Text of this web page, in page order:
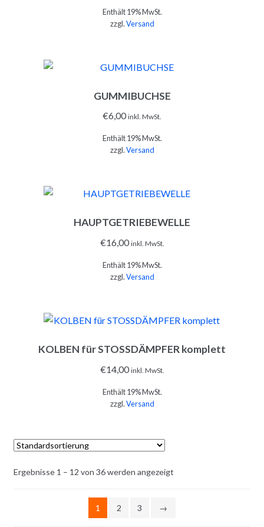
Enthält 19% MwSt.
zzgl.Versand
IN DEN WARENKORB
GUMMIBUCHSE
€6,00 inkl. MwSt.
Enthält 19% MwSt.
zzgl.Versand
IN DEN WARENKORB
HAUPTGETRIEBEWELLE
€16,00 inkl. MwSt.
Enthält 19% MwSt.
zzgl.Versand
IN DEN WARENKORB
KOLBEN für STOSSDÄMPFER komplett
€14,00 inkl. MwSt.
Enthält 19% MwSt.
zzgl.Versand
Ergebnisse 1 – 12 von 36 werden angezeigt
1 2 3 →